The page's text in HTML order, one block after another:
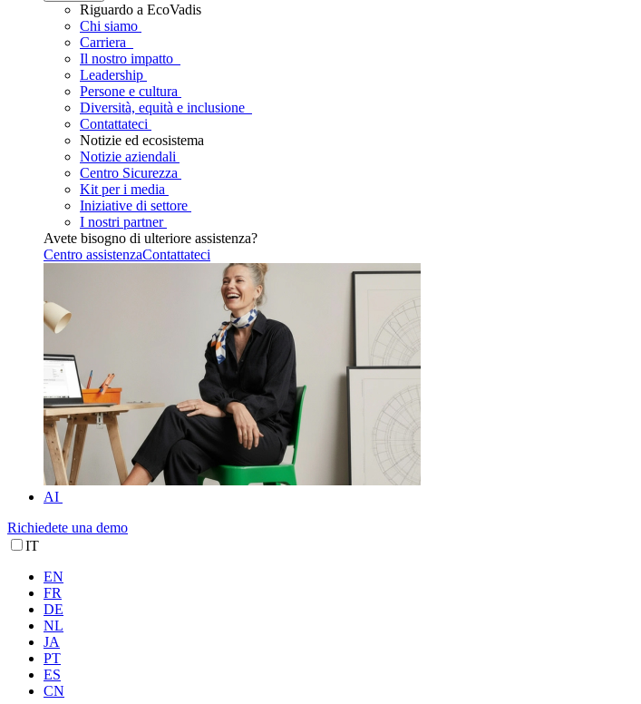
Riguardo a EcoVadis
Chi siamo
Carriera
Il nostro impatto
Leadership
Persone e cultura
Diversità, equità e inclusione
Contattateci
Notizie ed ecosistema
Notizie aziendali
Centro Sicurezza
Kit per i media
Iniziative di settore
I nostri partner
Avete bisogno di ulteriore assistenza?
Centro assistenzaContattateci
AI
Richiedete una demo
IT
EN
FR
DE
NL
JA
PT
ES
CN